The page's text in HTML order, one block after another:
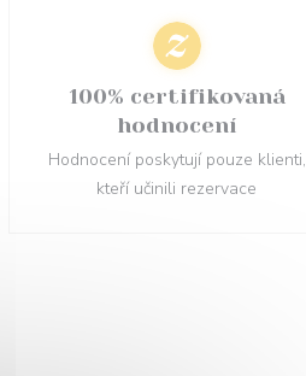
100% certifikovaná
hodnocení
Hodnocení poskytují pouze klienti,
kteří učinili rezervace